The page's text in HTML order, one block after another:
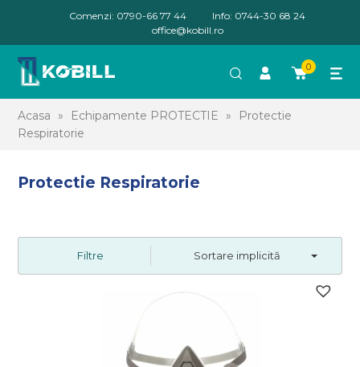
Comenzi: 0790-66 77 44
Info: 0744-30 68 24
office@kobill.ro
0
Acasa » Echipamente PROTECTIE »
Protectie
Respiratorie
Protectie Respiratorie
Filtre Sortare implicită